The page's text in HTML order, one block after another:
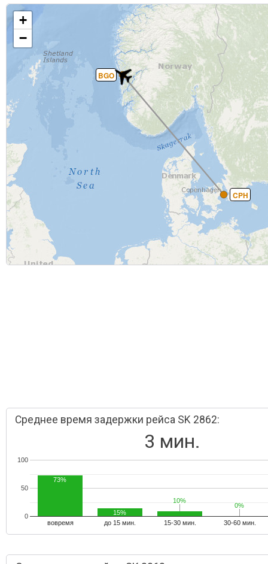
CPH
BGO
+
−
Среднее время задержки рейса SK 2862:
3 мин.
вовремя до 15 мин. 15-30 мин. 30-60 мин.
0
50
100
73%
15%
10%
10%
0%
0%